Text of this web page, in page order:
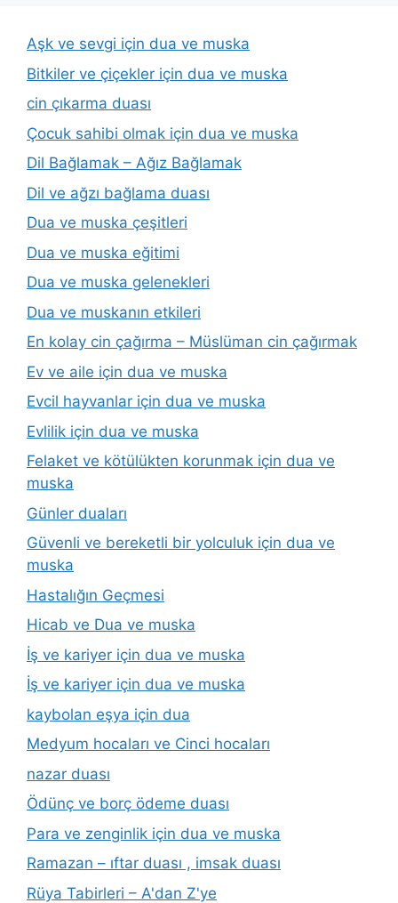
Aşk ve sevgi için dua ve muska
Bitkiler ve çiçekler için dua ve muska
cin çıkarma duası
Çocuk sahibi olmak için dua ve muska
Dil Bağlamak – Ağız Bağlamak
Dil ve ağzı bağlama duası
Dua ve muska çeşitleri
Dua ve muska eğitimi
Dua ve muska gelenekleri
Dua ve muskanın etkileri
En kolay cin çağırma – Müslüman cin çağırmak
Ev ve aile için dua ve muska
Evcil hayvanlar için dua ve muska
Evlilik için dua ve muska
Felaket ve kötülükten korunmak için dua ve
muska
Günler duaları
Güvenli ve bereketli bir yolculuk için dua ve
muska
Hastalığın Geçmesi
Hicab ve Dua ve muska
İş ve kariyer için dua ve muska
İş ve kariyer için dua ve muska
kaybolan eşya için dua
Medyum hocaları ve Cinci hocaları
nazar duası
Ödünç ve borç ödeme duası
Para ve zenginlik için dua ve muska
Ramazan – ıftar duası , imsak duası
Rüya Tabirleri – A'dan Z'ye